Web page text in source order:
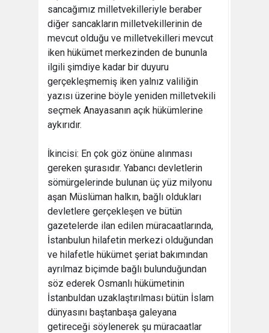
sancağımız milletvekilleriyle beraber
diğer sancakların milletvekillerinin de
mevcut olduğu ve milletvekilleri mevcut
iken hükümet merkezinden de bununla
ilgili şimdiye kadar bir duyuru
gerçekleşmemiş iken yalnız valiliğin
yazısı üzerine böyle yeniden milletvekili
seçmek Anayasanın açık hükümlerine
aykırıdır.
İkincisi: En çok göz önüne alınması
gereken şurasıdır. Yabancı devletlerin
sömürgelerinde bulunan üç yüz milyonu
aşan Müslüman halkın, bağlı oldukları
devletlere gerçekleşen ve bütün
gazetelerde ilan edilen müracaatlarında,
İstanbulun hilafetin merkezi olduğundan
ve hilafetle hükümet şeriat bakımından
ayrılmaz biçimde bağlı bulunduğundan
söz ederek Osmanlı hükümetinin
İstanbuldan uzaklaştırılması bütün İslam
dünyasını baştanbaşa galeyana
getireceği söylenerek şu müracaatlar